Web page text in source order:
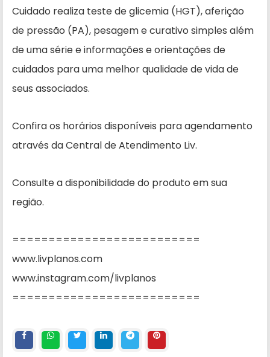
Cuidado realiza teste de glicemia (HGT), aferição
de pressão (PA), pesagem e curativo simples além
de uma série e informações e orientações de
cuidados para uma melhor qualidade de vida de
seus associados.
Confira os horários disponíveis para agendamento
através da Central de Atendimento Liv.
Consulte a disponibilidade do produto em sua
região.
==========================
www.livplanos.com
www.instagram.com/livplanos
==========================